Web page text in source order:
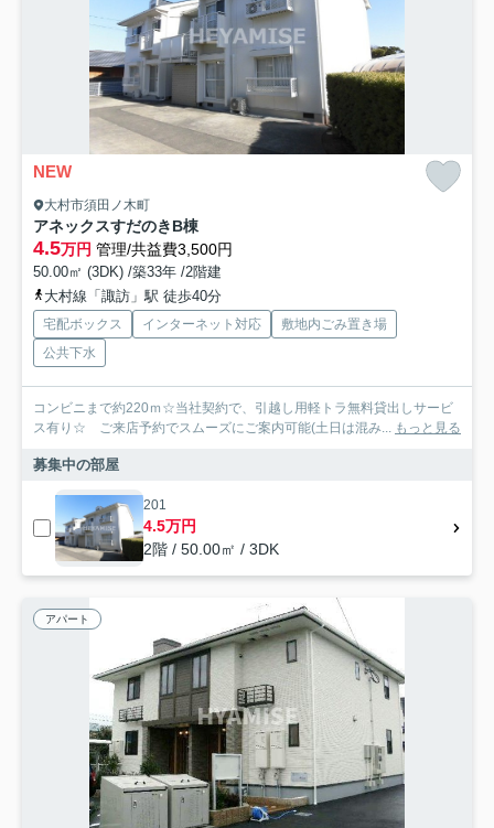
NEW
大村市須田ノ木町
アネックスすだのきB棟
4.5万円 管理/共益費3,500円
50.00㎡ (3DK) /築33年 /2階建
大村線「諏訪」駅 徒歩40分
宅配ボックス インターネット対応
敷地内ごみ置き場
公共下水
コンビニまで約220ｍ☆当社契約で、引越し用軽トラ無料貸出しサービ
ス有り☆ ご来店予約でスムーズにご案内可能(土日は混み... もっと見る
募集中の部屋
201
4.5万円
2階 / 50.00㎡ / 3DK
アパート